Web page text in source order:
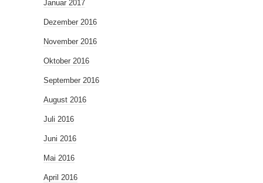
Januar 2017
Dezember 2016
November 2016
Oktober 2016
September 2016
August 2016
Juli 2016
Juni 2016
Mai 2016
April 2016